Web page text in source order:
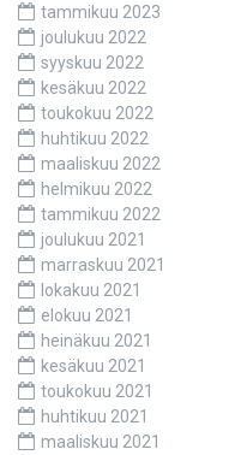
tammikuu 2023
joulukuu 2022
syyskuu 2022
kesäkuu 2022
toukokuu 2022
huhtikuu 2022
maaliskuu 2022
helmikuu 2022
tammikuu 2022
joulukuu 2021
marraskuu 2021
lokakuu 2021
elokuu 2021
heinäkuu 2021
kesäkuu 2021
toukokuu 2021
huhtikuu 2021
maaliskuu 2021